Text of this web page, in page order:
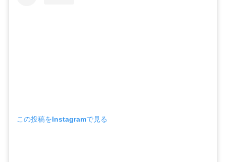
この投稿をInstagramで見る